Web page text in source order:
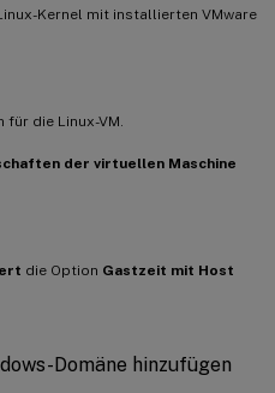
Kernel mit installierten VMware
die Linux-VM.
der virtuellen Maschine
die Option Gastzeit mit Host
Domäne hinzufügen